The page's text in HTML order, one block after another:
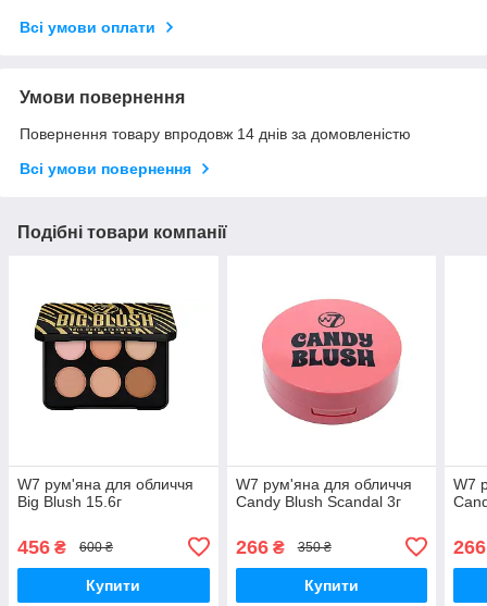
Всі умови оплати
Умови повернення
Повернення товару впродовж 14 днів за домовленістю
Всі умови повернення
Подібні товари компанії
W7 рум'яна для обличчя
Big Blush 15.6г
456 ₴ 600 ₴
Купити
W7 рум'яна для обличчя
Candy Blush Scandal 3г
266₴ 350 ₴
Купити
W7
266